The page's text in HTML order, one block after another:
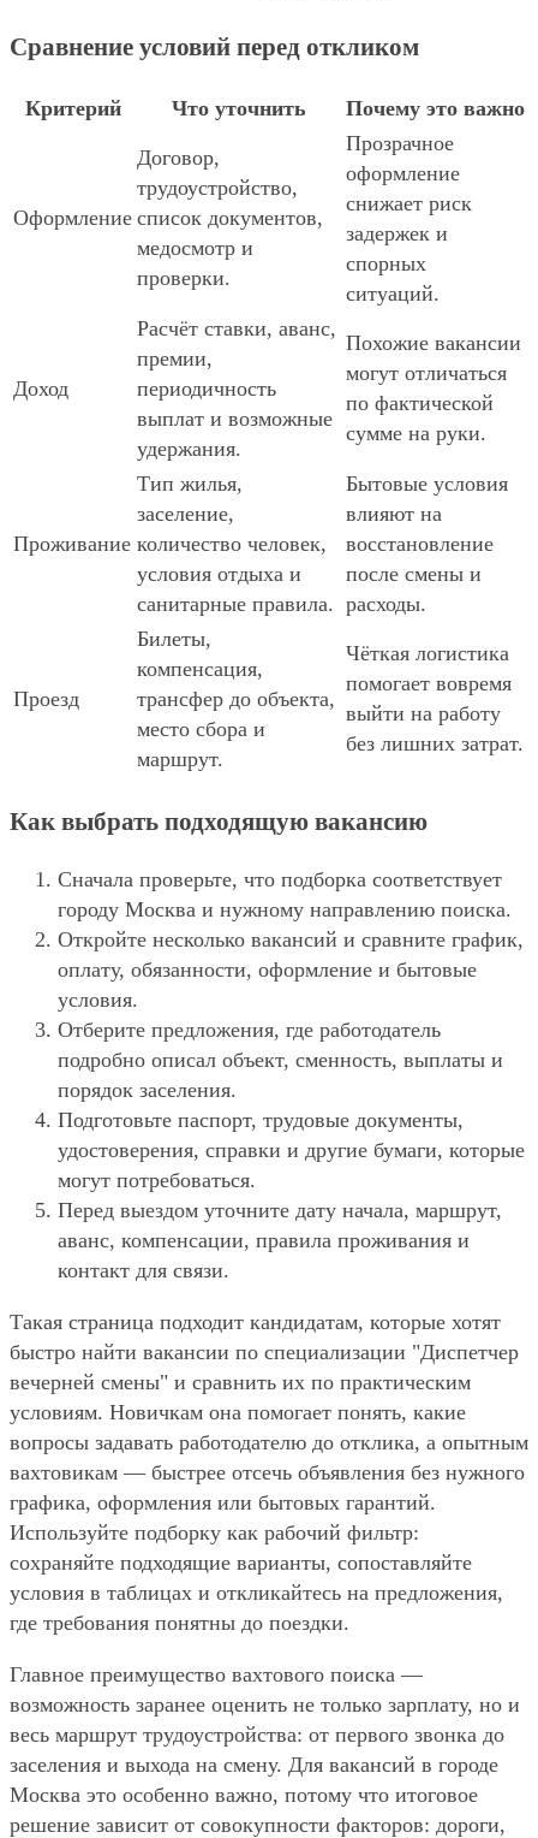
Сравнение условий перед откликом
Критерий Что уточнить Почему это важно
Оформление
Договор,
трудоустройство,
список документов,
медосмотр и
проверки.
Прозрачное
оформление
снижает риск
задержек и
спорных
ситуаций.
Доход
Расчёт ставки, аванс,
премии,
периодичность
выплат и возможные
удержания.
Похожие вакансии
могут отличаться
по фактической
сумме на руки.
Проживание
Тип жилья,
заселение,
количество человек,
условия отдыха и
санитарные правила.
Бытовые условия
влияют на
восстановление
после смены и
расходы.
Проезд
Билеты,
компенсация,
трансфер до объекта,
место сбора и
маршрут.
Чёткая логистика
помогает вовремя
выйти на работу
без лишних затрат.
Как выбрать подходящую вакансию
Сначала проверьте, что подборка соответствует
городу Москва и нужному направлению поиска.
Откройте несколько вакансий и сравните график,
оплату, обязанности, оформление и бытовые
условия.
Отберите предложения, где работодатель
подробно описал объект, сменность, выплаты и
порядок заселения.
Подготовьте паспорт, трудовые документы,
удостоверения, справки и другие бумаги, которые
могут потребоваться.
Перед выездом уточните дату начала, маршрут,
аванс, компенсации, правила проживания и
контакт для связи.
Такая страница подходит кандидатам, которые хотят
быстро найти вакансии по специализации "Диспетчер
вечерней смены" и сравнить их по практическим
условиям. Новичкам она помогает понять, какие
вопросы задавать работодателю до отклика, а опытным
вахтовикам — быстрее отсечь объявления без нужного
графика, оформления или бытовых гарантий.
Используйте подборку как рабочий фильтр:
сохраняйте подходящие варианты, сопоставляйте
условия в таблицах и откликайтесь на предложения,
где требования понятны до поездки.
Главное преимущество вахтового поиска —
возможность заранее оценить не только зарплату, но и
весь маршрут трудоустройства: от первого звонка до
заселения и выхода на смену. Для вакансий в городе
Москва это особенно важно, потому что итоговое
решение зависит от совокупности факторов: дороги,